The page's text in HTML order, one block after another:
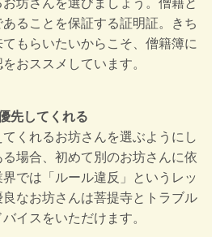
ることを保証する証明証。きち
もらいたいからこそ、僧籍簿に
おススメしています。
先してくれる
くれるお坊さんを選ぶようにし
場合、初めて別のお坊さんに依
では「ルール違反」というレッ
なお坊さんは菩提寺とトラブル
イスをいただけます。